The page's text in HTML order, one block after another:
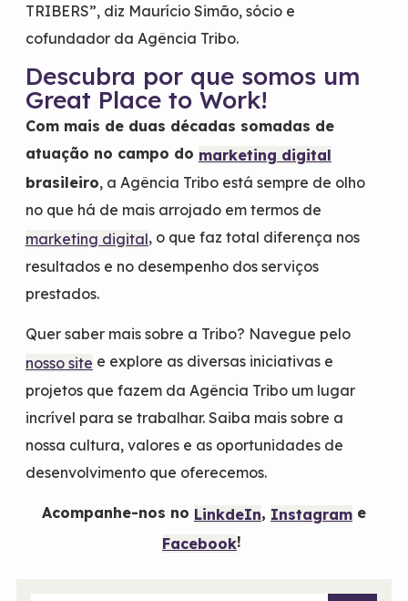
TRIBERS”, diz Maurício Simão, sócio e
cofundador da Agência Tribo.
Descubra por que somos um
Great Place to Work!
Com mais de duas décadas somadas de
atuação no campo do marketing digital
brasileiro, a Agência Tribo está sempre de olho
no que há de mais arrojado em termos de
marketing digital, o que faz total diferença nos
resultados e no desempenho dos serviços
prestados.
Quer saber mais sobre a Tribo? Navegue pelo
nosso site e explore as diversas iniciativas e
projetos que fazem da Agência Tribo um lugar
incrível para se trabalhar. Saiba mais sobre a
nossa cultura, valores e as oportunidades de
desenvolvimento que oferecemos.
Acompanhe-nos no LinkdeIn, Instagram e
Facebook!